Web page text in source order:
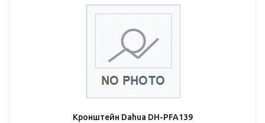
Кронштейн Dahua DH-PFA139